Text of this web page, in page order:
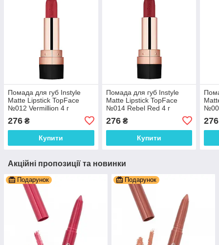
Помада для губ Instyle
Matte Lipstick TopFace
№012 Vermillion 4 г
276 ₴
Купити
Помада для губ Instyle
Matte Lipstick TopFace
№014 Rebel Red 4 г
276₴
Купити
276
Акційні пропозиції та новинки
Подарунок Подарунок